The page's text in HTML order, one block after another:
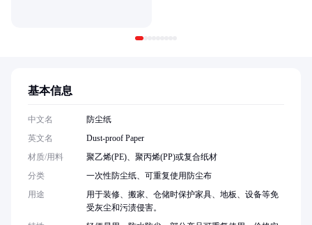
基本信息
中文名
防尘纸
英文名
Dust-proof Paper
材质/用料
聚乙烯(PE)、聚丙烯(PP)或复合纸材
分类
一次性防尘纸、可重复使用防尘布
用途
用于装修、搬家、仓储时保护家具、地板、设备等免
受灰尘和污渍侵害。